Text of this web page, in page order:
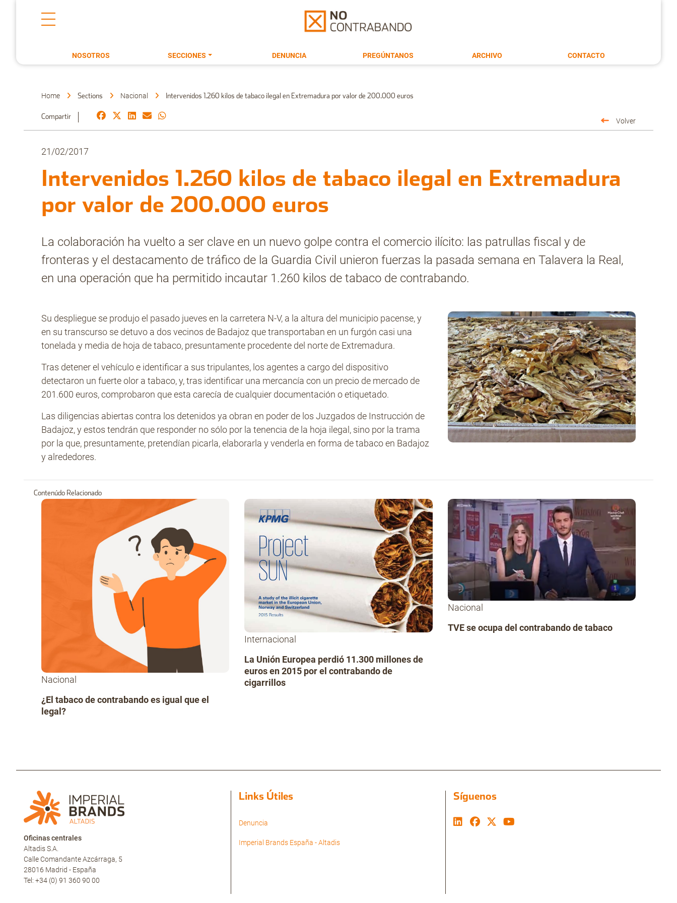
NOSOTROS SECCIONES DENUNCIA PREGÚNTANOS ARCHIVO CONTACTO
Home Sections Nacional Intervenidos 1.260 kilos de tabaco ilegal en Extremadura por valor de 200.000 euros
Compartir Volver
21/02/2017
Intervenidos 1.260 kilos de tabaco ilegal en Extremadura
por valor de 200.000 euros
La colaboración ha vuelto a ser clave en un nuevo golpe contra el comercio ilícito: las patrullas fiscal y de
fronteras y el destacamento de tráfico de la Guardia Civil unieron fuerzas la pasada semana en Talavera la Real,
en una operación que ha permitido incautar 1.260 kilos de tabaco de contrabando.
Su despliegue se produjo el pasado jueves en la carretera N-V, a la altura del municipio pacense, y
en su transcurso se detuvo a dos vecinos de Badajoz que transportaban en un furgón casi una
tonelada y media de hoja de tabaco, presuntamente procedente del norte de Extremadura.
Tras detener el vehículo e identificar a sus tripulantes, los agentes a cargo del dispositivo
detectaron un fuerte olor a tabaco, y, tras identificar una mercancía con un precio de mercado de
201.600 euros, comprobaron que esta carecía de cualquier documentación o etiquetado.
Las diligencias abiertas contra los detenidos ya obran en poder de los Juzgados de Instrucción de
Badajoz, y estos tendrán que responder no sólo por la tenencia de la hoja ilegal, sino por la trama
por la que, presuntamente, pretendían picarla, elaborarla y venderla en forma de tabaco en Badajoz
y alrededores.
Contenúdo Relacionado
Nacional
¿El tabaco de contrabando es igual que el
legal?
Internacional
La Unión Europea perdió 11.300 millones de
euros en 2015 por el contrabando de
cigarrillos
Nacional
TVE se ocupa del contrabando de tabaco
Oficinas centrales
Altadis S.A.
Calle Comandante Azcárraga, 5
28016 Madrid - España
Tel: +34 (0) 91 360 90 00
Links Útiles
Denuncia
Imperial Brands España - Altadis
Síguenos